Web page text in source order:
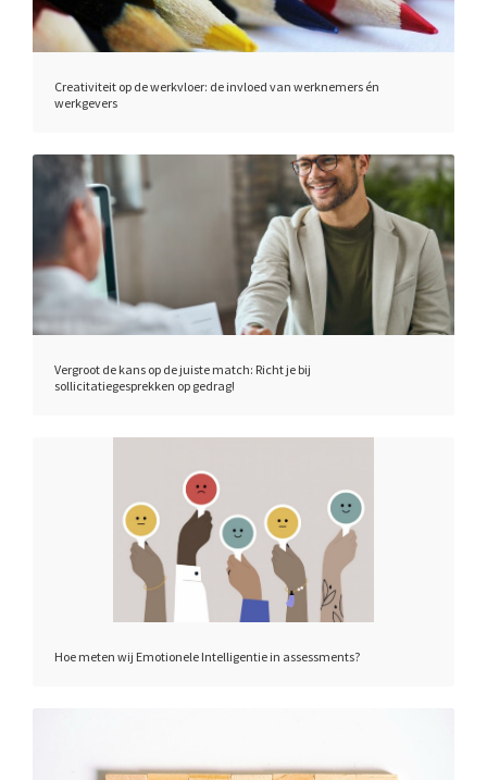
Creativiteit op de werkvloer: de invloed van werknemers én
werkgevers
Vergroot de kans op de juiste match: Richt je bij
sollicitatiegesprekken op gedrag!
Hoe meten wij Emotionele Intelligentie in assessments?